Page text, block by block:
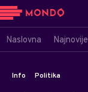
Naslovna Najnovije
Info Politika